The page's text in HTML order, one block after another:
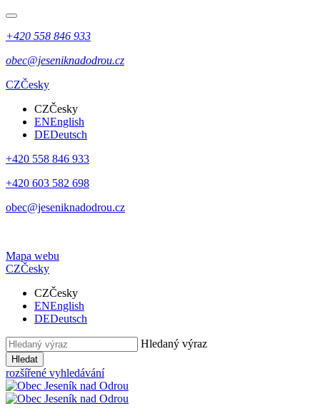
+420 558 846 933
obec@jeseniknadodrou.cz
CZČesky
CZČesky
ENEnglish
DEDeutsch
+420 558 846 933
+420 603 582 698
obec@jeseniknadodrou.cz
Mapa webu
CZČesky
CZČesky
ENEnglish
DEDeutsch
Hledaný výraz
Hledat
rozšířené vyhledávání